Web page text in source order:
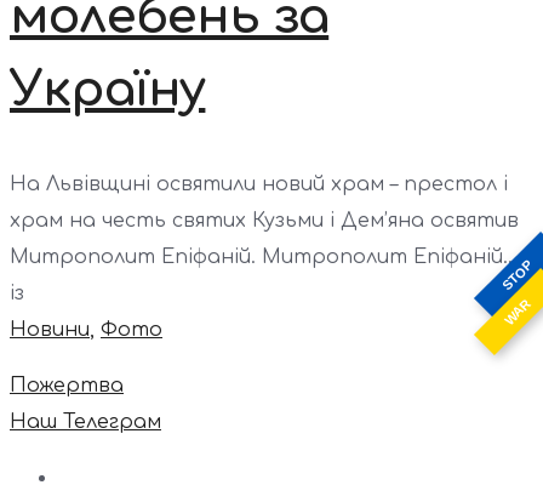
STOP
WAR
молебень за
Україну
На Львівщині освятили новий храм – престол і
храм на честь святих Кузьми і Дем’яна освятив
Митрополит Епіфаній. Митрополит Епіфаній...
із
Новини, Фото
Пожертва
Наш Телеграм